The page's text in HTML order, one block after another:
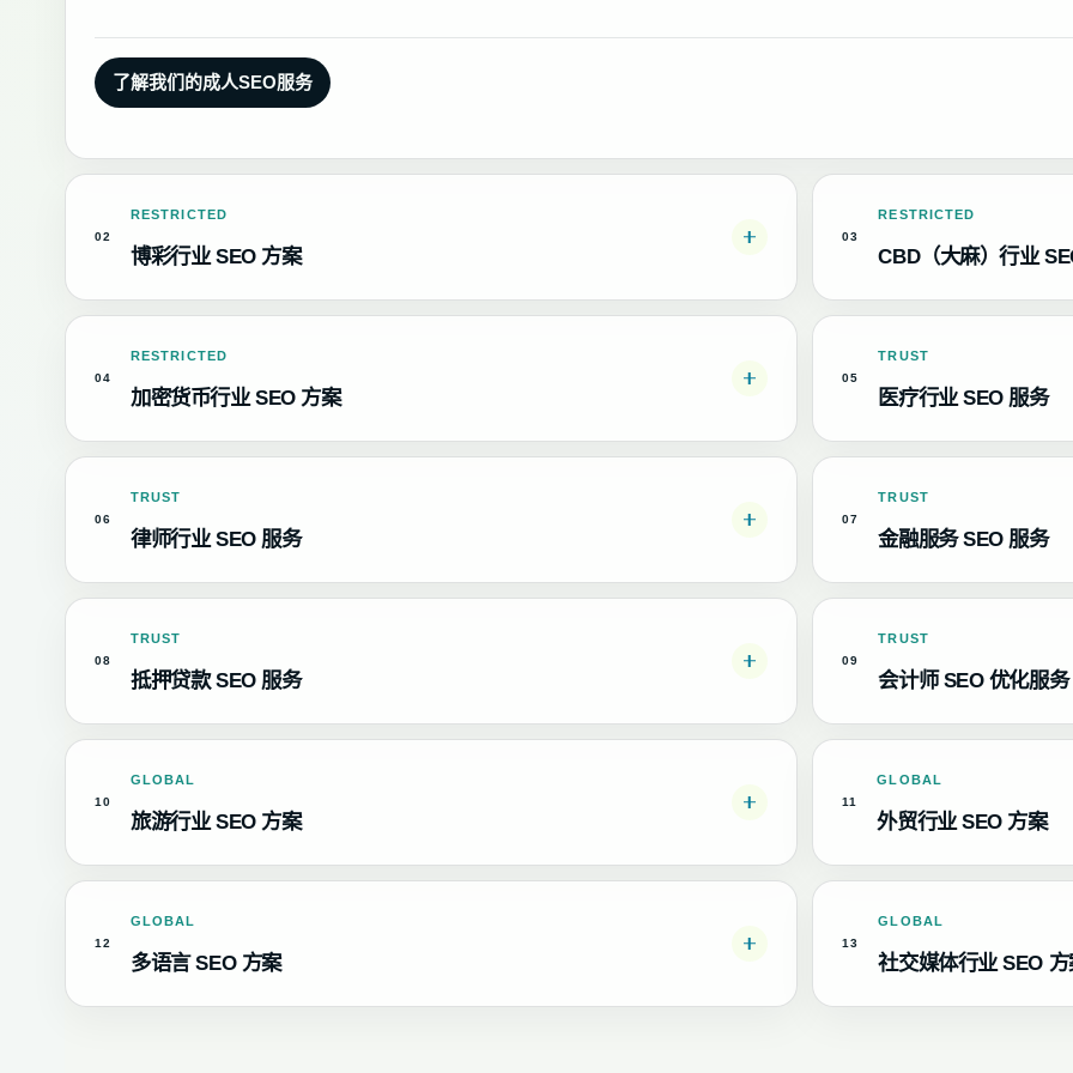
了解我们的成人SEO服务
RESTRICTED
02
博彩行业 SEO 方案
RESTRICTED
03
CBD（大麻）行业
RESTRICTED
04
加密货币行业 SEO 方案
TRUST
05
医疗行业 SEO 服务
TRUST
06
律师行业 SEO 服务
TRUST
07
金融服务 SEO 服务
TRUST
08
抵押贷款 SEO 服务
TRUST
09
会计师 SEO 优化服务
GLOBAL
10
旅游行业 SEO 方案
GLOBAL
11
外贸行业 SEO 方案
GLOBAL
12
多语言 SEO 方案
GLOBAL
13
社交媒体行业 SEO 方